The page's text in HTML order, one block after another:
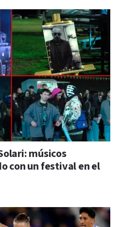
músicos
con un festival en el